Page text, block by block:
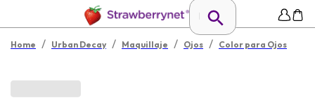
Home / Urban Decay / Maquillaje / Ojos / Color para Ojos